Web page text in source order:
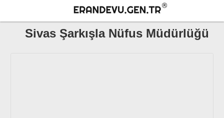
Sivas Şarkışla Nüfus Müdürlüğü